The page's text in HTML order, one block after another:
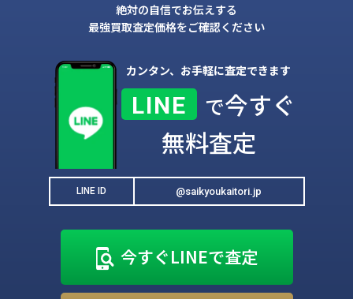
絶対の自信でお伝えする
最強買取査定価格をご確認ください
カンタン、お手軽に査定できます
LINE で今すぐ
無料査定
LINE ID @saikyoukaitori.jp
今すぐLINEで査定